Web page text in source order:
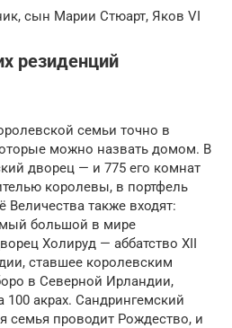
сын Марии Стюарт, Яков VI
резиденций
семьи точно в
можно назвать домом. В
дворец — и 775 его комнат
королевы, в портфель
также входят:
большой в мире
Холируд — аббатство XII
ставшее королевским
в Северной Ирландии,
акрах. Сандрингемский
семья проводит Рождество, и